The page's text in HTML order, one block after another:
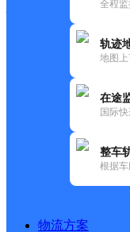
全程
轨迹
地图
在途
国际
整车
根据
物流方案
中通
安
更新
所属快递：中通快